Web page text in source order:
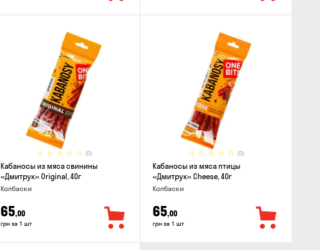
(0)
Кабаносы из мяса свинины
«Дмитрук» Original, 40г
Колбаски
65,00
грн за 1 шт
(0)
Кабаносы из мяса птицы
«Дмитрук» Cheese, 40г
Колбаски
65,00
грн за 1 шт